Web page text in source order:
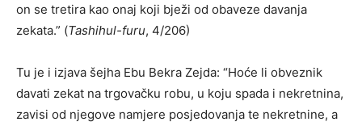
on se tretira kao onaj koji bježi od obaveze davanja
zekata.” (Tashihul-furu, 4/206)
Tu je i izjava šejha Ebu Bekra Zejda: “Hoće li obveznik
davati zekat na trgovačku robu, u koju spada i nekretnina,
zavisi od njegove namjere posjedovanja te nekretnine, a